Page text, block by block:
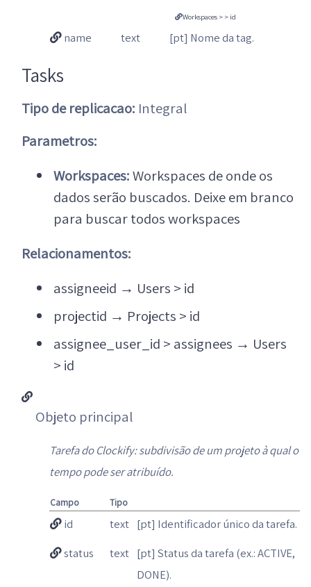
Workspaces > > id
name text [pt] Nome da tag.
Tasks
Tipo de replicacao: Integral
Parametros:
Workspaces:Workspaces de onde os
dados serão buscados. Deixe em branco
para buscar todos workspaces
Relacionamentos:
assigneeid → Users > id
projectid → Projects > id
assignee_user_id > assignees → Users
> id
Objeto principal
Tarefa do Clockify: subdivisão de um projeto à qual o
tempo pode ser atribuído.
Campo Tipo
id text [pt] Identificador único da tarefa.
status
text [pt] Status da tarefa (ex.: ACTIVE,
DONE).